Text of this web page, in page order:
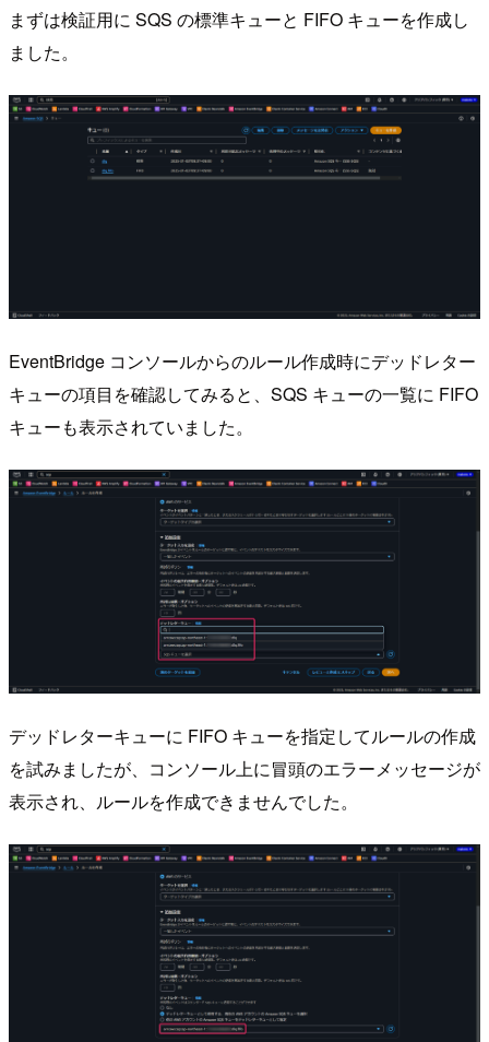
まずは検証用に SQS の標準キューと FIFO キューを作成し
ました。
EventBridge コンソールからのルール作成時にデッドレター
キューの項目を確認してみると、SQS キューの一覧に FIFO
キューも表示されていました。
デッドレターキューに FIFO キューを指定してルールの作成
を試みましたが、コンソール上に冒頭のエラーメッセージが
表示され、ルールを作成できませんでした。